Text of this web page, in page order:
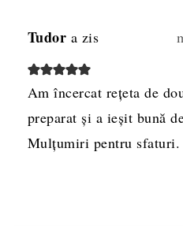
Tudor a zis
Am încercat rețeta de
preparat și a ieșit bună
Mulțumiri pentru sfaturi.